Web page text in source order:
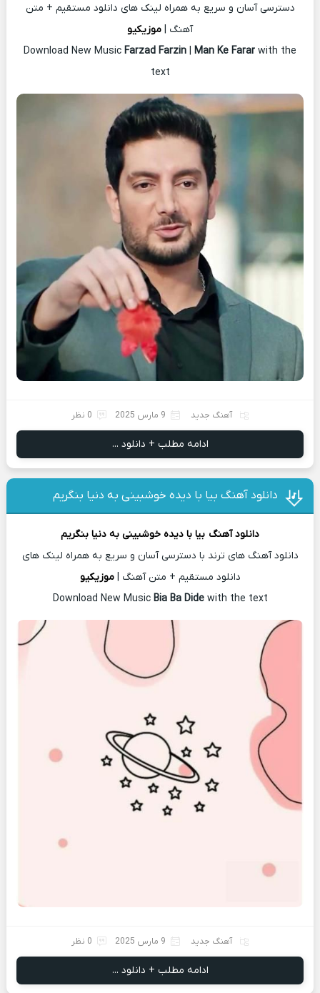
دسترسی آسان و سریع به همراه لینک های دانلود مستقیم + متن
آهنگ | موزیکیو
Download New Music Farzad Farzin | Man Ke Farar with the
text
آهنگ جدید 9 مارس 2025 0 نظر
ادامه مطلب + دانلود ...
دانلود آهنگ بیا با دیده خوشبینی به دنیا بنگریم
دانلود آهنگ بیا با دیده خوشبینی به دنیا بنگریم
دانلود آهنگ های ترند با دسترسی آسان و سریع به همراه لینک های
دانلود مستقیم + متن آهنگ | موزیکیو
Download New Music Bia Ba Dide with the text
آهنگ جدید 9 مارس 2025 0 نظر
ادامه مطلب + دانلود ...